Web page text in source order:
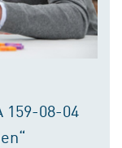
08-04